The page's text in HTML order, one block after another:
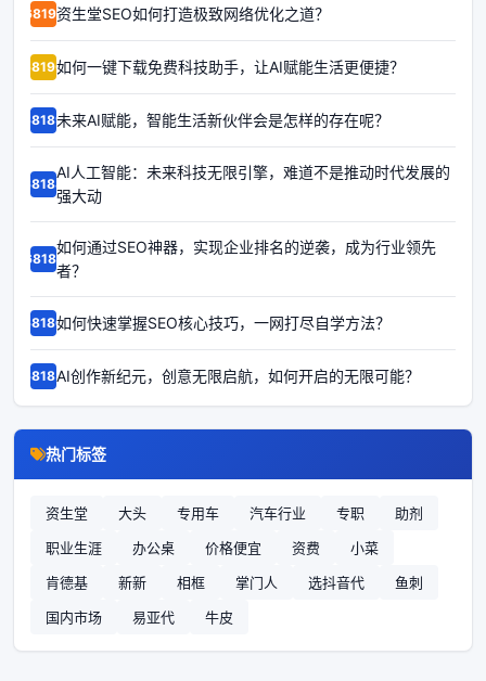
68191资生堂SEO如何打造极致网络优化之道？
68190如何一键下载免费科技助手，让AI赋能生活更便捷？
68189未来AI赋能，智能生活新伙伴会是怎样的存在呢？
68188
AI人工智能：未来科技无限引擎，难道不是推动时代发展的
强大动
68187
如何通过SEO神器，实现企业排名的逆袭，成为行业领先
者？
68186如何快速掌握SEO核心技巧，一网打尽自学方法？
68185AI创作新纪元，创意无限启航，如何开启的无限可能？
热门标签
资生堂 大头 专用车 汽车行业 专职
助剂
职业生涯
办公桌 价格便宜 资费
小菜
肯德基
新新 相框 掌门人 选抖音代
鱼刺
国内市场
易亚代 牛皮